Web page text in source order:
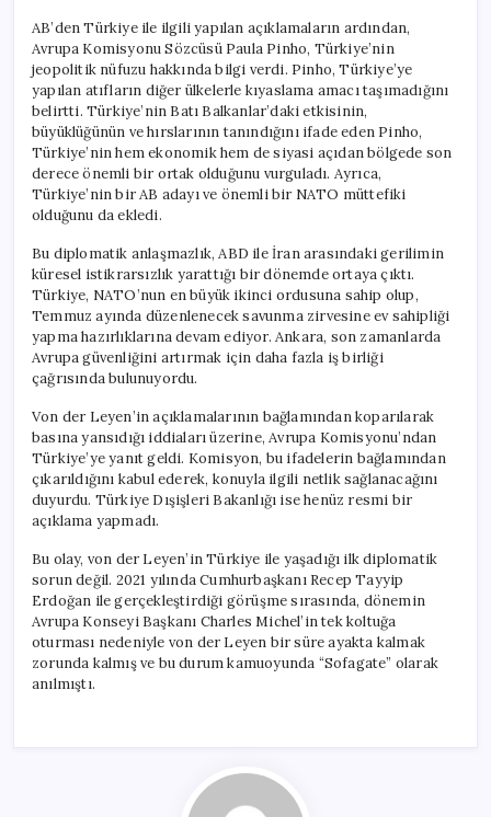
AB’den Türkiye ile ilgili yapılan açıklamaların ardından,
Avrupa Komisyonu Sözcüsü Paula Pinho, Türkiye’nin
jeopolitik nüfuzu hakkında bilgi verdi. Pinho, Türkiye’ye
yapılan atıfların diğer ülkelerle kıyaslama amacı taşımadığını
belirtti. Türkiye’nin Batı Balkanlar’daki etkisinin,
büyüklüğünün ve hırslarının tanındığını ifade eden Pinho,
Türkiye’nin hem ekonomik hem de siyasi açıdan bölgede son
derece önemli bir ortak olduğunu vurguladı. Ayrıca,
Türkiye’nin bir AB adayı ve önemli bir NATO müttefiki
olduğunu da ekledi.
Bu diplomatik anlaşmazlık, ABD ile İran arasındaki gerilimin
küresel istikrarsızlık yarattığı bir dönemde ortaya çıktı.
Türkiye, NATO’nun en büyük ikinci ordusuna sahip olup,
Temmuz ayında düzenlenecek savunma zirvesine ev sahipliği
yapma hazırlıklarına devam ediyor. Ankara, son zamanlarda
Avrupa güvenliğini artırmak için daha fazla iş birliği
çağrısında bulunuyordu.
Von der Leyen’in açıklamalarının bağlamından koparılarak
basına yansıdığı iddiaları üzerine, Avrupa Komisyonu’ndan
Türkiye’ye yanıt geldi. Komisyon, bu ifadelerin bağlamından
çıkarıldığını kabul ederek, konuyla ilgili netlik sağlanacağını
duyurdu. Türkiye Dışişleri Bakanlığı ise henüz resmi bir
açıklama yapmadı.
Bu olay, von der Leyen’in Türkiye ile yaşadığı ilk diplomatik
sorun değil. 2021 yılında Cumhurbaşkanı Recep Tayyip
Erdoğan ile gerçekleştirdiği görüşme sırasında, dönemin
Avrupa Konseyi Başkanı Charles Michel’in tek koltuğa
oturması nedeniyle von der Leyen bir süre ayakta kalmak
zorunda kalmış ve bu durum kamuoyunda “Sofagate” olarak
anılmıştı.